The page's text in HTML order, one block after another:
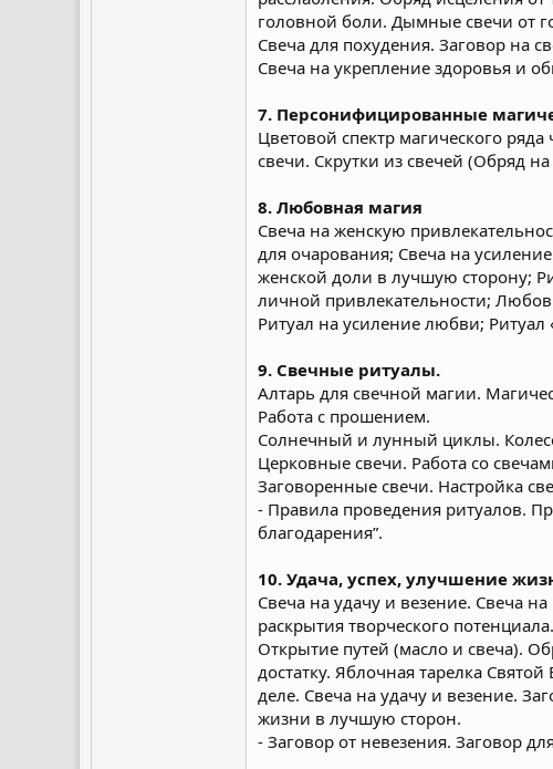
головной боли. Дымные свечи от
Свеча для похудения. Заговор на
Свеча на укрепление здоровья и
7. Персонифицированные
Цветовой спектр магического
свечи. Скрутки из свечей (Обряд
8. Любовная магия
Свеча на женскую
для очарования; Свеча на
женской доли в лучшую сторону;
личной привлекательности;
Ритуал на усиление любви;
9. Свечные ритуалы.
Алтарь для свечной магии.
Работа с прошением.
Солнечный и лунный циклы.
Церковные свечи. Работа со
Заговоренные свечи. Настройка
- Правила проведения ритуалов.
благодарения”.
10. Удача, успех, улучшение
Свеча на удачу и везение. Свеча
раскрытия творческого
Открытие путей (масло и свеча).
достатку. Яблочная тарелка
деле. Свеча на удачу и везение.
жизни в лучшую сторон.
- Заговор от невезения. Заговор